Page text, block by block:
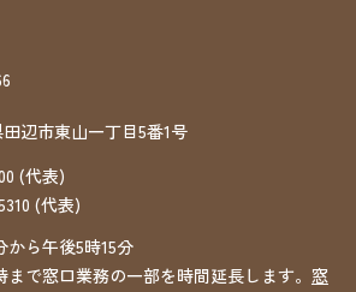
辺市東山一丁目5番1号
(代表)
(代表)
から午後5時15分
まで窓口業務の一部を時間延長します。 窓